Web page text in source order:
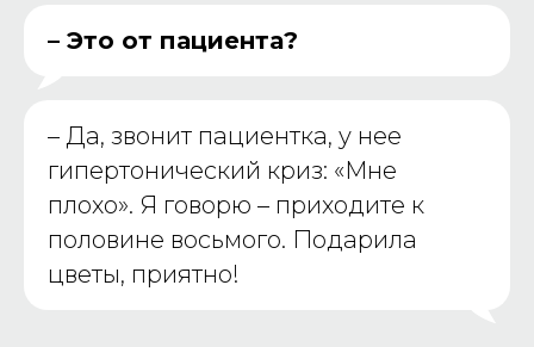
– Это от пациента?
– Да, звонит пациентка, у нее
гипертонический криз: «Мне
плохо». Я говорю – приходите к
половине восьмого. Подарила
цветы, приятно!